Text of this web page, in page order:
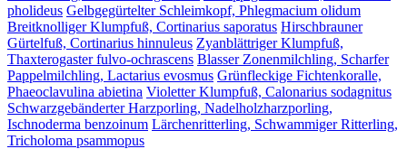
pholideus Gelbgegürtelter Schleimkopf, Phlegmacium olidum
Breitknolliger Klumpfuß, Cortinarius saporatus Hirschbrauner
Gürtelfuß, Cortinarius hinnuleus Zyanblättriger Klumpfuß,
Thaxterogaster fulvo-ochrascens Blasser Zonenmilchling, Scharfer
Pappelmilchling, Lactarius evosmus Grünfleckige Fichtenkoralle,
Phaeoclavulina abietina Violetter Klumpfuß, Calonarius sodagnitus
Schwarzgebänderter Harzporling, Nadelholzharzporling,
Ischnoderma benzoinum Lärchenritterling, Schwammiger Ritterling,
Tricholoma psammopus